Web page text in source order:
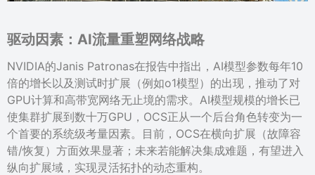
驱动因素： AI流量重塑网络战略
NVIDIA的Janis Patronas在报告中指出，AI模型参数每年10
倍的增长以及测试时扩展（例如o1模型）的出现，推动了对
GPU计算和高带宽网络无止境的需求。AI模型规模的增长已
使集群扩展到数十万GPU，OCS正从一个后台角色转变为一
个首要的系统级考量因素。目前，OCS在横向扩展（故障容
错/恢复）方面效果显著；未来若能解决集成难题，有望进入
纵向扩展域，实现灵活拓扑的动态重构。